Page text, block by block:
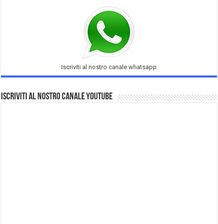
Iscriviti al nostro canale whatsapp
Iscriviti al nostro Canale Youtube